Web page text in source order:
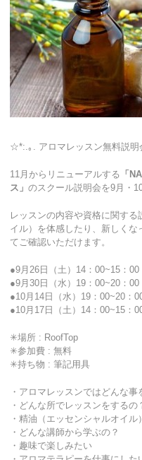
☆*:.｡. アロマレッスン無料説
11月からリニューアルする 「
ス」のスクール説明会を9月・
レッスンの内容や資格に関す
イル）を体感したり、新しく
てご確認いただけます。
●9月26日（土）14：00~15：00
●9月30日（水）19：00~20：00
●10月14日（水）19：00~20：
●10月17日（土）14：00~15：
✳︎場所 : RoofTop
✳︎参加費 : 無料
✳︎持ち物 : 筆記用具
・アロマレッスンではどんな事
・どんな所でレッスンをするの
・精油（エッセンシャルオイ
・どんな講師から学ぶの？
・趣味で楽しみたい